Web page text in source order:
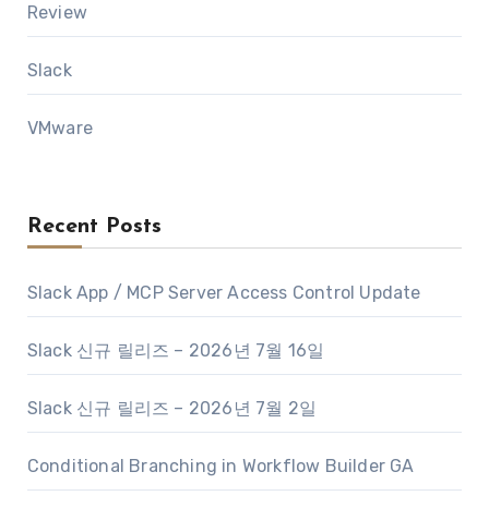
Review
Slack
VMware
Recent Posts
Slack App / MCP Server Access Control Update
Slack 신규 릴리즈 – 2026년 7월 16일
Slack 신규 릴리즈 – 2026년 7월 2일
Conditional Branching in Workflow Builder GA